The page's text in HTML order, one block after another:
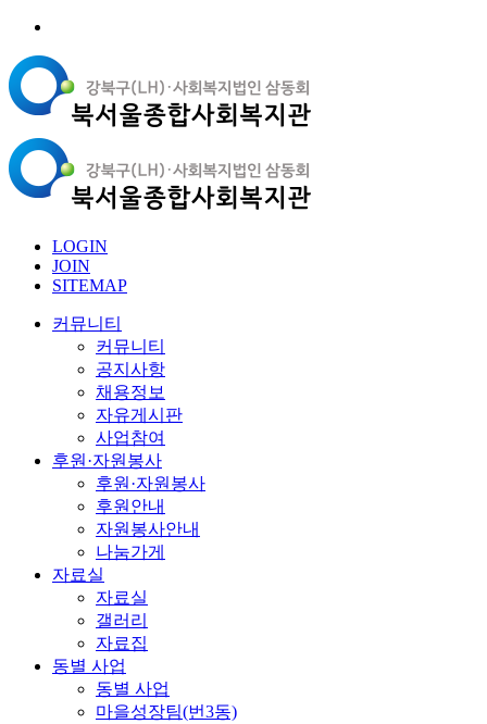
LOGIN
JOIN
SITEMAP
커뮤니티
커뮤니티
공지사항
채용정보
자유게시판
사업참여
후원·자원봉사
후원·자원봉사
후원안내
자원봉사안내
나눔가게
자료실
자료실
갤러리
자료집
동별 사업
동별 사업
마을성장팀(번3동)